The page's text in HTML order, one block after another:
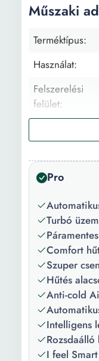
Műszaki
Terméktípus:
Használat:
Felszerelési
felület:
terület:
kapacitás:
Minimális
hőmérséklet
fűtési
üzemmódban
(°-C):
Szerelési
csomag:
Hűtési
Pro
Turbó
Comfort
Szuper
Hűtés
Anti-cold
Intelligens
Rozsdaálló
I feel